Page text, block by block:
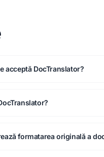
acceptă DocTranslator?
formatarea originală a